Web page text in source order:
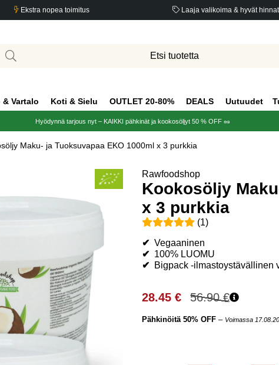
Ekstra nopea toimitus Laaja valikoima & hyvät hinnat
& Vartalo Koti & Sielu OUTLET 20-80% DEALS Uutuudet
Hyödynnä tarjous nyt – KAIKKI pähkinät ja kookosöljyt 50 % OFF 🥜
Maku- ja Tuoksuvapaa EKO 1000ml x 3 purkkia
Rawfoodshop
Kookosöljy
x 3 purkkia
Keskiarvoluokitus 5 / 5 Arvioiden
(1)
✔ Vegaaninen
✔ 100% LUOMU
✔ Bigpack -ilmastoystävällinen
56.90€
28.45 €
Pähkinöitä 50% OFF – Voimassa